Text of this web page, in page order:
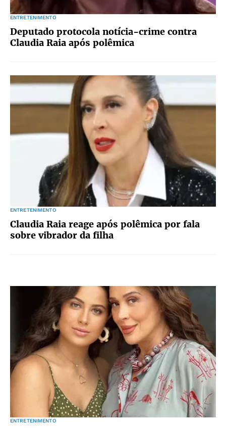
ENTRETENIMENTO
Deputado protocola notícia-crime contra
Claudia Raia após polêmica
ENTRETENIMENTO
Claudia Raia reage após polêmica por fala
sobre vibrador da filha
ENTRETENIMENTO